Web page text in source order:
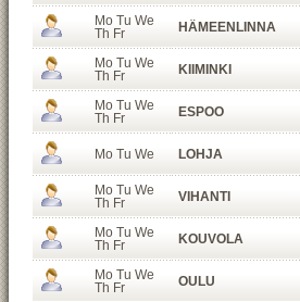
Mo Tu We
Th Fr
HÄMEENLINNA
Mo Tu We
Th Fr
KIIMINKI
Mo Tu We
Th Fr
ESPOO
Mo Tu We LOHJA
Mo Tu We
Th Fr
VIHANTI
Mo Tu We
Th Fr
KOUVOLA
Mo Tu We
Th Fr
OULU